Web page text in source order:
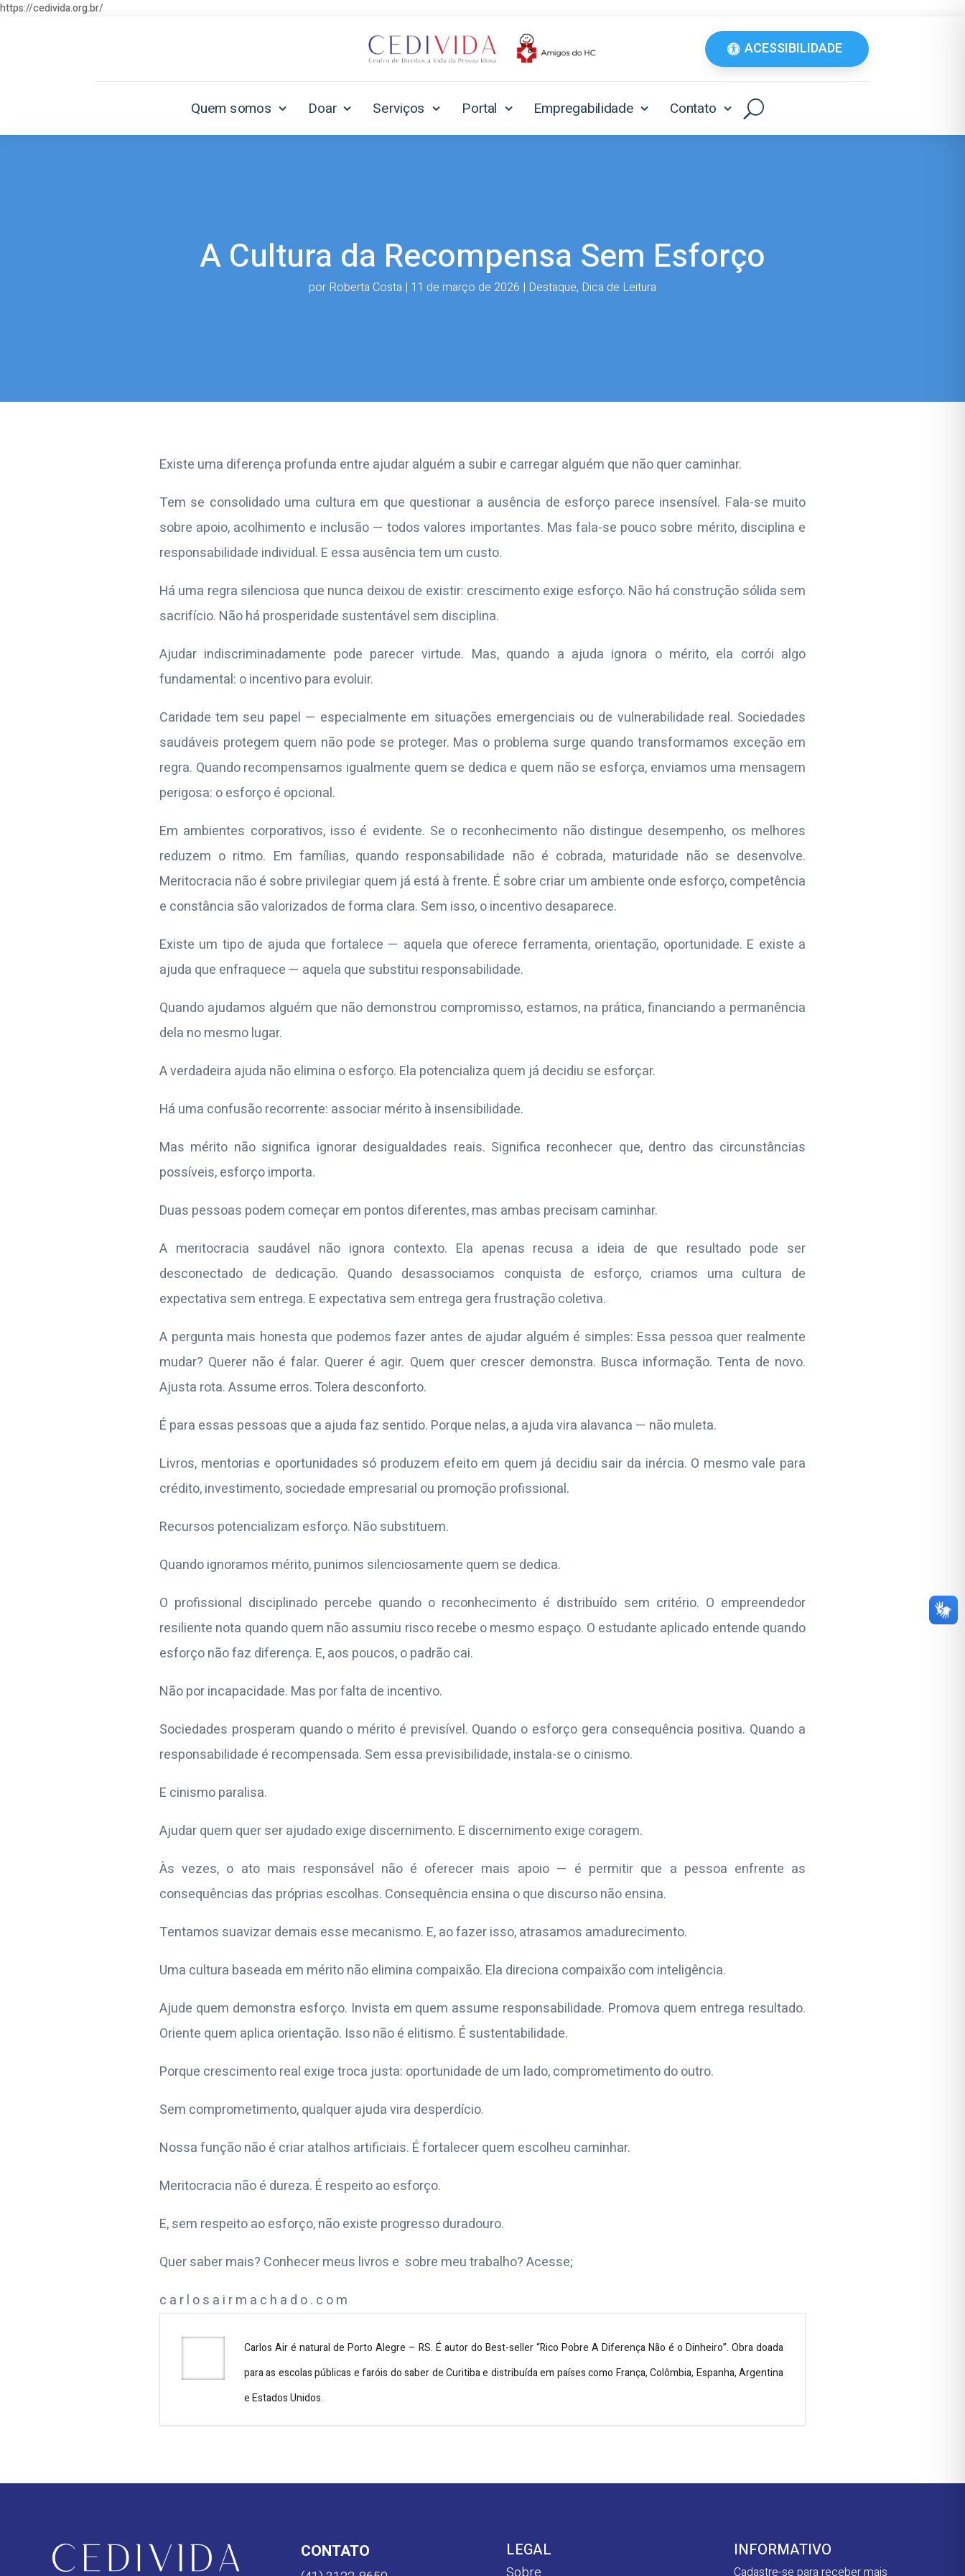
https://cedivida.org.br/
ACESSIBILIDADE
Quem somos Doar Serviços Portal Empregabilidade Contato
A Cultura da Recompensa Sem Esforço
por Roberta Costa | 11 de março de 2026 | Destaque, Dica de Leitura
Existe uma diferença profunda entre ajudar alguém a subir e carregar alguém que não quer caminhar.
Tem se consolidado uma cultura em que questionar a ausência de esforço parece insensível. Fala-se muito
sobre apoio, acolhimento e inclusão — todos valores importantes. Mas fala-se pouco sobre mérito, disciplina e
responsabilidade individual. E essa ausência tem um custo.
Há uma regra silenciosa que nunca deixou de existir: crescimento exige esforço. Não há construção sólida sem
sacrifício. Não há prosperidade sustentável sem disciplina.
Ajudar indiscriminadamente pode parecer virtude. Mas, quando a ajuda ignora o mérito, ela corrói algo
fundamental: o incentivo para evoluir.
Caridade tem seu papel — especialmente em situações emergenciais ou de vulnerabilidade real. Sociedades
saudáveis protegem quem não pode se proteger. Mas o problema surge quando transformamos exceção em
regra. Quando recompensamos igualmente quem se dedica e quem não se esforça, enviamos uma mensagem
perigosa: o esforço é opcional.
Em ambientes corporativos, isso é evidente. Se o reconhecimento não distingue desempenho, os melhores
reduzem o ritmo. Em famílias, quando responsabilidade não é cobrada, maturidade não se desenvolve.
Meritocracia não é sobre privilegiar quem já está à frente. É sobre criar um ambiente onde esforço, competência
e constância são valorizados de forma clara. Sem isso, o incentivo desaparece.
Existe um tipo de ajuda que fortalece — aquela que oferece ferramenta, orientação, oportunidade. E existe a
ajuda que enfraquece — aquela que substitui responsabilidade.
Quando ajudamos alguém que não demonstrou compromisso, estamos, na prática, financiando a permanência
dela no mesmo lugar.
A verdadeira ajuda não elimina o esforço. Ela potencializa quem já decidiu se esforçar.
Há uma confusão recorrente: associar mérito à insensibilidade.
Mas mérito não significa ignorar desigualdades reais. Significa reconhecer que, dentro das circunstâncias
possíveis, esforço importa.
Duas pessoas podem começar em pontos diferentes, mas ambas precisam caminhar.
A meritocracia saudável não ignora contexto. Ela apenas recusa a ideia de que resultado pode ser
desconectado de dedicação. Quando desassociamos conquista de esforço, criamos uma cultura de
expectativa sem entrega. E expectativa sem entrega gera frustração coletiva.
A pergunta mais honesta que podemos fazer antes de ajudar alguém é simples: Essa pessoa quer realmente
mudar? Querer não é falar. Querer é agir. Quem quer crescer demonstra. Busca informação. Tenta de novo.
Ajusta rota. Assume erros. Tolera desconforto.
É para essas pessoas que a ajuda faz sentido. Porque nelas, a ajuda vira alavanca — não muleta.
Livros, mentorias e oportunidades só produzem efeito em quem já decidiu sair da inércia. O mesmo vale para
crédito, investimento, sociedade empresarial ou promoção profissional.
Recursos potencializam esforço. Não substituem.
Quando ignoramos mérito, punimos silenciosamente quem se dedica.
O profissional disciplinado percebe quando o reconhecimento é distribuído sem critério. O empreendedor
resiliente nota quando quem não assumiu risco recebe o mesmo espaço. O estudante aplicado entende quando
esforço não faz diferença. E, aos poucos, o padrão cai.
Não por incapacidade. Mas por falta de incentivo.
Sociedades prosperam quando o mérito é previsível. Quando o esforço gera consequência positiva. Quando a
responsabilidade é recompensada. Sem essa previsibilidade, instala-se o cinismo.
E cinismo paralisa.
Ajudar quem quer ser ajudado exige discernimento. E discernimento exige coragem.
Às vezes, o ato mais responsável não é oferecer mais apoio — é permitir que a pessoa enfrente as
consequências das próprias escolhas. Consequência ensina o que discurso não ensina.
Tentamos suavizar demais esse mecanismo. E, ao fazer isso, atrasamos amadurecimento.
Uma cultura baseada em mérito não elimina compaixão. Ela direciona compaixão com inteligência.
Ajude quem demonstra esforço. Invista em quem assume responsabilidade. Promova quem entrega resultado.
Oriente quem aplica orientação. Isso não é elitismo. É sustentabilidade.
Porque crescimento real exige troca justa: oportunidade de um lado, comprometimento do outro.
Sem comprometimento, qualquer ajuda vira desperdício.
Nossa função não é criar atalhos artificiais. É fortalecer quem escolheu caminhar.
Meritocracia não é dureza. É respeito ao esforço.
E, sem respeito ao esforço, não existe progresso duradouro.
Quer saber mais? Conhecer meus livros e sobre meu trabalho? Acesse;
c a r l o s a i r m a c h a d o . c o m
Carlos Air é natural de Porto Alegre – RS. É autor do Best-seller “Rico Pobre A Diferença Não é o Dinheiro”. Obra doada
para as escolas públicas e faróis do saber de Curitiba e distribuída em países como França, Colômbia, Espanha, Argentina
e Estados Unidos.
CONTATO LEGAL INFORMATIVO